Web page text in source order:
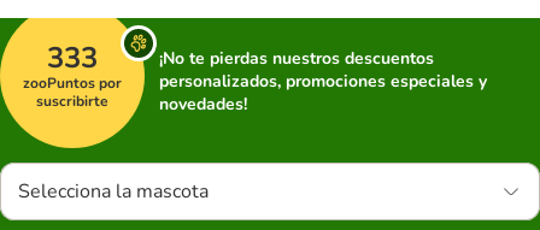
333
zooPuntos por
suscribirte
¡No te pierdas nuestros descuentos
personalizados, promociones especiales y
novedades!
Selecciona la mascota